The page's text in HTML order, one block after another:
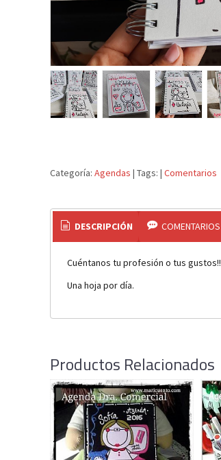
Categoría: Agendas | Tags: | Comentarios
DESCRIPCIÓN COMENTARIOS
Cuéntanos tu profesión o tus gustos!!
Una hoja por día.
Productos Relacionados